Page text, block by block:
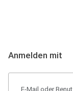
Anmelden mit